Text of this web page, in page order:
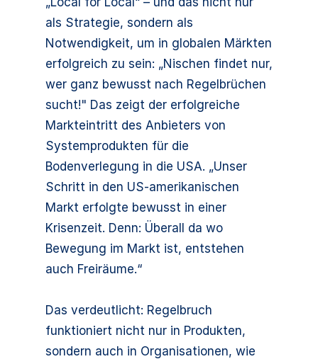
als Strategie, sondern als
Notwendigkeit, um in globalen Märkten
erfolgreich zu sein: „Nischen findet nur,
wer ganz bewusst nach Regelbrüchen
sucht!" Das zeigt der erfolgreiche
Markteintritt des Anbieters von
Systemprodukten für die
Bodenverlegung in die USA. „Unser
Schritt in den US-amerikanischen
Markt erfolgte bewusst in einer
Krisenzeit. Denn: Überall da wo
Bewegung im Markt ist, entstehen
auch Freiräume.“
Das verdeutlicht: Regelbruch
funktioniert nicht nur in Produkten,
sondern auch in Organisationen, wie